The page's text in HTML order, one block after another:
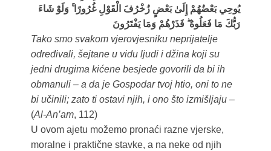
يُوحِي بَعْضُهُمْ إِلَىٰ بَعْضٍ زُخْرُفَ الْقَوْلِ غُرُورًا ۚ وَلَوْ شَاءَ
رَبُّكَ مَا فَعَلُوهُ ۖ فَذَرْهُمْ وَمَا يَفْتَرُونَ
Tako smo svakom vjerovjesniku neprijatelje
određivali, šejtane u vidu ljudi i džina koji su
jedni drugima kićene besjede govorili da bi ih
obmanuli – a da je Gospodar tvoj htio, oni to ne
bi učinili; zato ti ostavi njih, i ono što izmišljaju–
(Al-An’am, 112)
U ovom ajetu možemo pronaći razne vjerske,
moralne i praktične stavke, a na neke od njih